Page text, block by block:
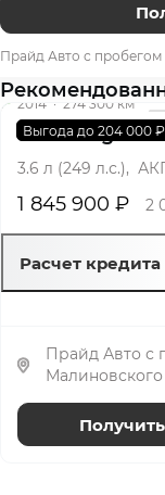
Прайд Авто с
Выгода до 204 000 ₽
2014 · 274 300 км
Volkswagen
3.6 л (249 л.с.),
1 845 900 ₽ 2
Расчет кредита
Прайд Авто с
Малиновского